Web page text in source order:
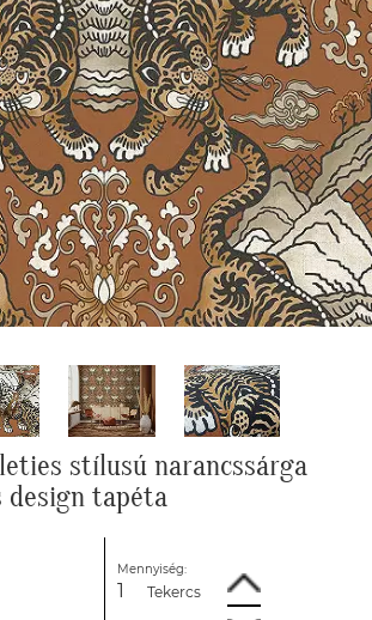
stílusú narancssárga
tapéta
Mennyiség:
Tekercs